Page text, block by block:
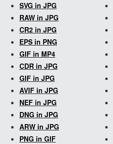
SVG in JPG
RAW in JPG
CR2 in JPG
EPS in PNG
GIF in MP4
CDR in JPG
GIF in JPG
AVIF in JPG
NEF in JPG
DNG in JPG
ARW in JPG
PNG in GIF